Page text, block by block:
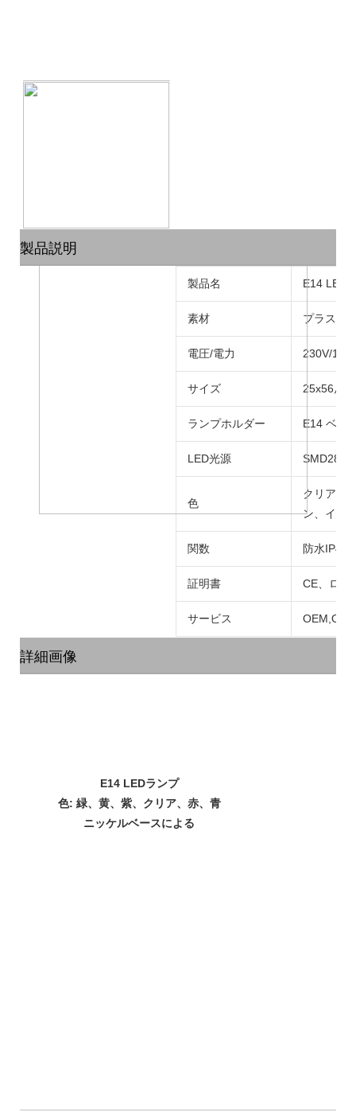
製品説明
製品名 E14 LED
素材 プラスチ
電圧/電力 230V/1W
サイズ 25x56んん
ランプホルダー E14 ベー
LED光源
色
クリア、
ン、イエ
関数 防水IP44
証明書 CE、ロー
サービス
詳細画像
E14 LEDランプ
色: 緑、黄、紫、クリア、赤、青
ニッケルベースによる